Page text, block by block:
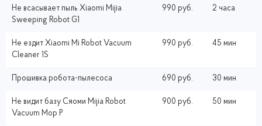
Не всасывает пыль Xiaomi Mijia
Sweeping Robot G1
990 руб. 2 часа
Не ездит Xiaomi Mi Robot Vacuum
Cleaner 1S
990 руб. 45 мин
Прошивка робота-пылесоса 690 руб. 30 мин
Не видит базу Сяоми Mijia Robot
Vacuum Mop P
900 руб. 50 мин